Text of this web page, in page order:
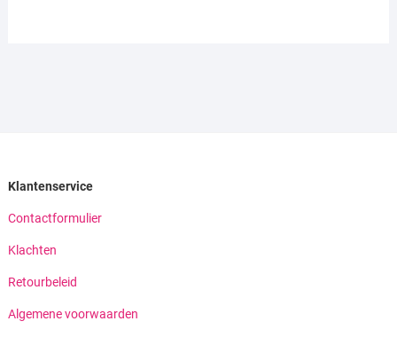
Klantenservice
Contactformulier
Klachten
Retourbeleid
Algemene voorwaarden